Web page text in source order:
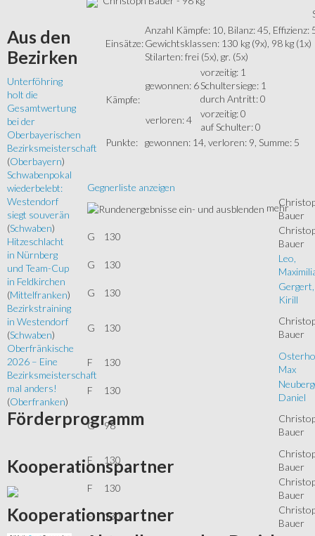
Einsätze:
Anzahl Kämpfe: 10, Bilanz: 45, Effizienz:
Gewichtsklassen: 130 kg (9x), 98 kg (1x)
Stilarten: frei (5x), gr. (5x)
Kämpfe:
gewonnen: 6
vorzeitig: 1
Schultersiege: 1
durch Antritt: 0
verloren: 4
vorzeitig: 0
auf Schulter: 0
Punkte: gewonnen: 14, verloren: 9, Summe: 5
Gegnerliste anzeigen
mehr
Bauer
G
130
Bauer
G
130
Leo,
G
130
Gergert,
Kirill
G 130
Bauer
F 130
Max
F
130
Daniel
G 98
Bauer
F 130
Bauer
F
130
Bauer
F
130
Bauer
Aus den
Bezirken
Unterföhring
holt die
Gesamtwertung
bei der
Oberbayerischen
Bezirksmeisterschaft
(Oberbayern)
Schwabenpokal
wiederbelebt:
Westendorf
siegt souverän
(Schwaben)
Hitzeschlacht
in Nürnberg
und Team-Cup
in Feldkirchen
(Mittelfranken)
Bezirkstraining
in Westendorf
(Schwaben)
Oberfränkische
2026 – Eine
Bezirksmeisterschaft
mal anders!
(Oberfranken)
Förderprogramm
Kooperationspartner
Kooperationspartner